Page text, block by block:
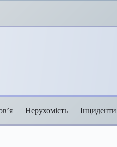
Нерухомість Інциденти